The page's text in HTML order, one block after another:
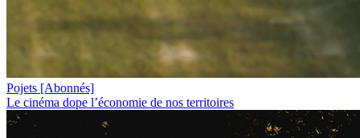
Pojets [Abonnés]
Le cinéma dope l’économie de nos territoires